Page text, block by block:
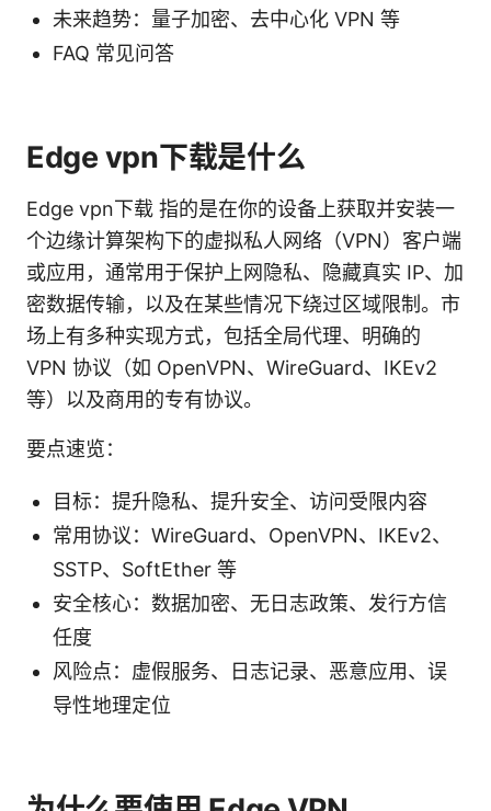
未来趋势：量子加密、去中心化 VPN 等
FAQ 常见问答
Edge vpn下载是什么
Edge vpn下载 指的是在你的设备上获取并安装一
个边缘计算架构下的虚拟私人网络（VPN）客户端
或应用，通常用于保护上网隐私、隐藏真实 IP、加
密数据传输，以及在某些情况下绕过区域限制。市
场上有多种实现方式，包括全局代理、明确的
VPN 协议（如 OpenVPN、WireGuard、IKEv2
等）以及商用的专有协议。
要点速览：
目标：提升隐私、提升安全、访问受限内容
常用协议：WireGuard、OpenVPN、IKEv2、
SSTP、SoftEther 等
安全核心：数据加密、无日志政策、发行方信
任度
风险点：虚假服务、日志记录、恶意应用、误
导性地理定位